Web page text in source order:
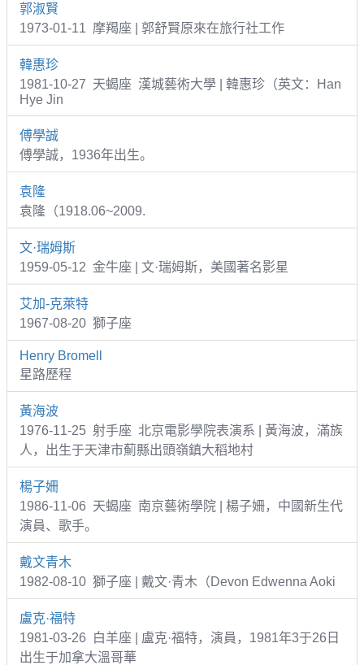
郭淑賢
1973-01-11 摩羯座 | 郭舒賢原來在旅行社工作
韓惠珍
1981-10-27 天蝎座 漢城藝術大學 | 韓惠珍（英文：Han
Hye Jin
傅學誠
傅學誠，1936年出生。
袁隆
袁隆（1918.06~2009.
文·瑞姆斯
1959-05-12 金牛座 | 文·瑞姆斯，美國著名影星
艾加-克萊特
1967-08-20 獅子座
Henry Bromell
星路歷程
黃海波
1976-11-25 射手座 北京電影學院表演系 | 黃海波，滿族
人，出生于天津市薊縣出頭嶺鎮大稻地村
楊子姍
1986-11-06 天蝎座 南京藝術學院 | 楊子姍，中國新生代
演員、歌手。
戴文青木
1982-08-10 獅子座 | 戴文·青木（Devon Edwenna Aoki
盧克·福特
1981-03-26 白羊座 | 盧克·福特，演員，1981年3于26日
出生于加拿大溫哥華